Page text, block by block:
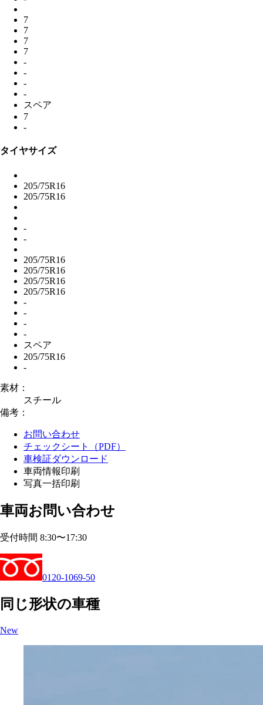
7
7
7
7
-
-
-
-
スペア
7
-
タイヤサイズ
205/75R16
205/75R16
-
-
205/75R16
205/75R16
205/75R16
205/75R16
-
-
-
-
スペア
205/75R16
-
素材：
スチール
備考：
お問い合わせ
チェックシート（PDF）
車検証ダウンロード
車両情報印刷
写真一括印刷
車両お問い合わせ
受付時間 8:30〜17:30
0120-1069-50
同じ形状の車種
New